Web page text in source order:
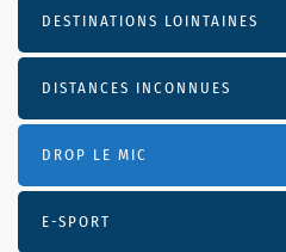
DESTINATIONS LOINTAINES
DISTANCES INCONNUES
DROP LE MIC
E-SPORT